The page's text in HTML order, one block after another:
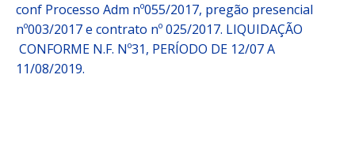
conf Processo Adm nº055/2017, pregão presencial
nº003/2017 e contrato nº 025/2017. LIQUIDAÇÃO
CONFORME N.F. Nº31, PERÍODO DE 12/07 A
11/08/2019.